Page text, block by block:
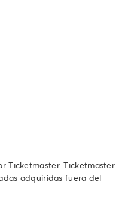
Ticketmaster. Ticketmaster
adquiridas fuera del